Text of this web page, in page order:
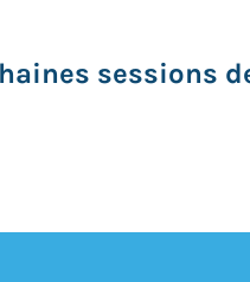
sessions